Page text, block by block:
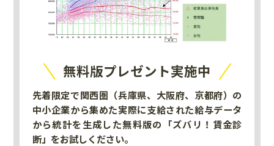
無料版プレゼント実施中
先着限定で関西圏（兵庫県、大阪府、京都府）の
中小企業から集めた実際に支給された給与データ
から統計を生成した無料版の「ズバリ！賃金診
断」をお試しください。